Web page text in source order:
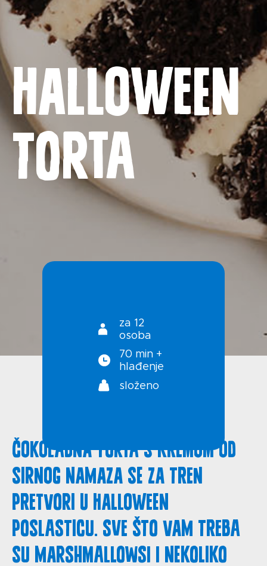
Naslovnica
Proizvodi
Recepti
Priča o ABC siru
Novosti
Kontakt
Halloween
torta
za 12
osoba
70 min +
hlađenje
složeno
Čokoladna torta s kremom od
sirnog namaza se za tren
pretvori u Halloween
poslasticu. Sve što vam treba
su marshmallowsi i nekoliko